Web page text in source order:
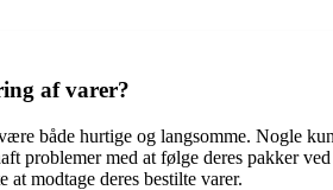
af varer?
både hurtige og langsomme. Nogle
problemer med at følge deres pakker
modtage deres bestilte varer.